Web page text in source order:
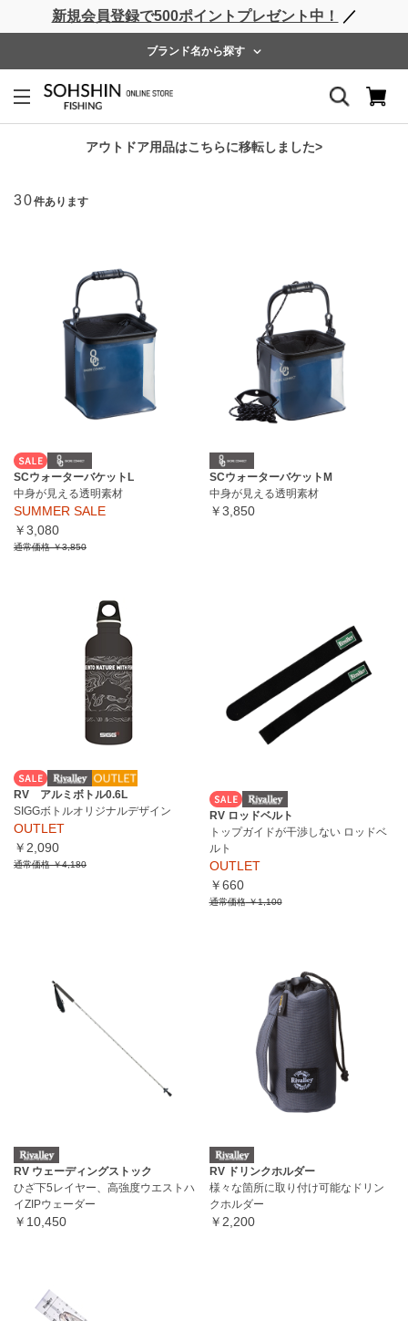
新規会員登録で500ポイントプレゼント中！ ／
ブランド名から探す
アウトドア用品はこちらに移転しました>
ライフベスト ウェーダー レインウェア フットウェア
GEAR
30件あります
SCウォーターバケットL
中身が見える透明素材
SUMMER SALE
￥3,080
通常価格￥3,850
SCウォーターバケットM
中身が見える透明素材
￥3,850
RV アルミボトル0.6L
SIGGボトルオリジナルデザイン
OUTLET
￥2,090
通常価格￥4,180
RV ロッドベルト
トップガイドが干渉しない ロッドベ
ルト
OUTLET
￥660
通常価格￥1,100
RV ウェーディングストック
ひざ下5レイヤー、高強度ウエストハ
イZIPウェーダー
￥10,450
RV ドリンクホルダー
様々な箇所に取り付け可能なドリン
クホルダー
￥2,200